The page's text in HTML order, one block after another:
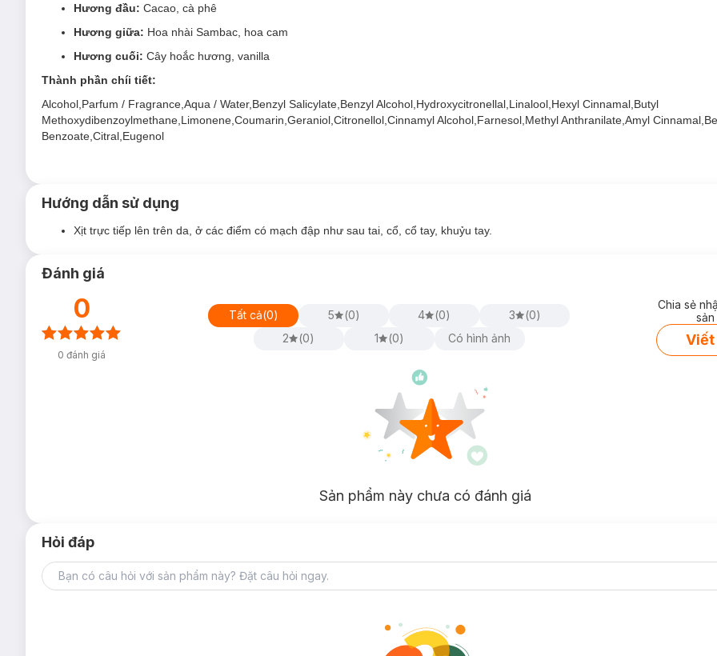
tinh tế và sang trọng với thân chai màu đen lấp lánh, điểm nhấn là biểu
Hương đầu: Cacao, cà phê
Hương giữa: Hoa nhài Sambac, hoa cam
Hương cuối: Cây hoắc hương, vanilla
Thành phần chíi tiết:
Alcohol,Parfum / Fragrance,Aqua / Water,Benzyl Salicylate,Benzyl Alcohol,Hydroxycitronellal,Linalool,Hexyl Cinnamal,Butyl
Methoxydibenzoylmethane,Limonene,Coumarin,Geraniol,Citronellol,Cinnamyl Alcohol,Farnesol,Methyl Anthranilate,Amyl
Benzoate,Citral,Eugenol
Hướng dẫn sử dụng
Xịt trực tiếp lên trên da, ở các điểm có mạch đập như sau tai, cổ, cổ tay, khuỷu tay.
Đánh giá
0
0 đánh giá
Tất cả(0) 5 (0) 4 (0) 3 (0)
2
(0) 1 (0) Có hình ảnh
Chia sẻ
Viết
Sản phẩm này chưa có đánh giá
Hỏi đáp